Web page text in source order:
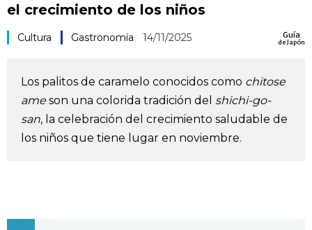
Vida
Vídeos e imágenes
En profundidad
el crecimiento de los niños
Guía
de Japón
Cultura Gastronomía 14/11/2025
Los palitos de caramelo conocidos como chitose
ameson una colorida tradición del shichi-go-
san, la celebración del crecimiento saludable de
los niños que tiene lugar en noviembre.